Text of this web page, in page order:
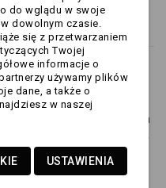
i precyzyjnie
i
gniazda, które
w bardziej
drugi punkt podparcia. Dla
wystarczą często podpory
stabilizatorów podczas
do wglądu w swoje
dowolnym czasie.
się z przetwarzaniem
Twojej
informacje o
używamy plików
dane, a także o
w naszej
USTAWIENIA